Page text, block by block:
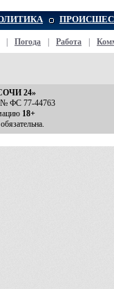
Погода Работа
24»
ФС 77-44763
18+